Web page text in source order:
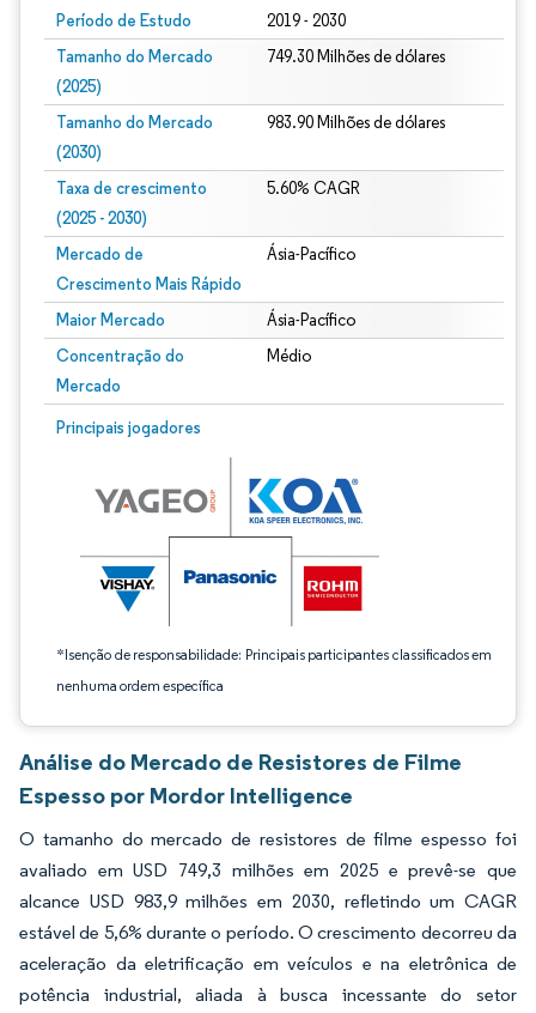
Período de Estudo 2019 - 2030
Tamanho do Mercado
(2025)
749.30 Milhões de dólares
Tamanho do Mercado
(2030)
983.90 Milhões de dólares
Taxa de crescimento
(2025 - 2030)
5.60% CAGR
Mercado de
Crescimento Mais Rápido
Ásia-Pacífico
Maior Mercado Ásia-Pacífico
Concentração do
Mercado
Médio
Principais jogadores
*Isenção de responsabilidade: Principais participantes classificados em
nenhuma ordem específica
Imagem © Mordor Intelligence. O reuso requer atribuição conforme CC BY 4.0.
Análise do Mercado de Resistores de Filme
Espesso por Mordor Intelligence
O tamanho do mercado de resistores de filme espesso foi
avaliado em USD 749,3 milhões em 2025 e prevê-se que
alcance USD 983,9 milhões em 2030, refletindo um CAGR
estável de 5,6% durante o período. O crescimento decorreu da
aceleração da eletrificação em veículos e na eletrônica de
potência industrial, aliada à busca incessante do setor